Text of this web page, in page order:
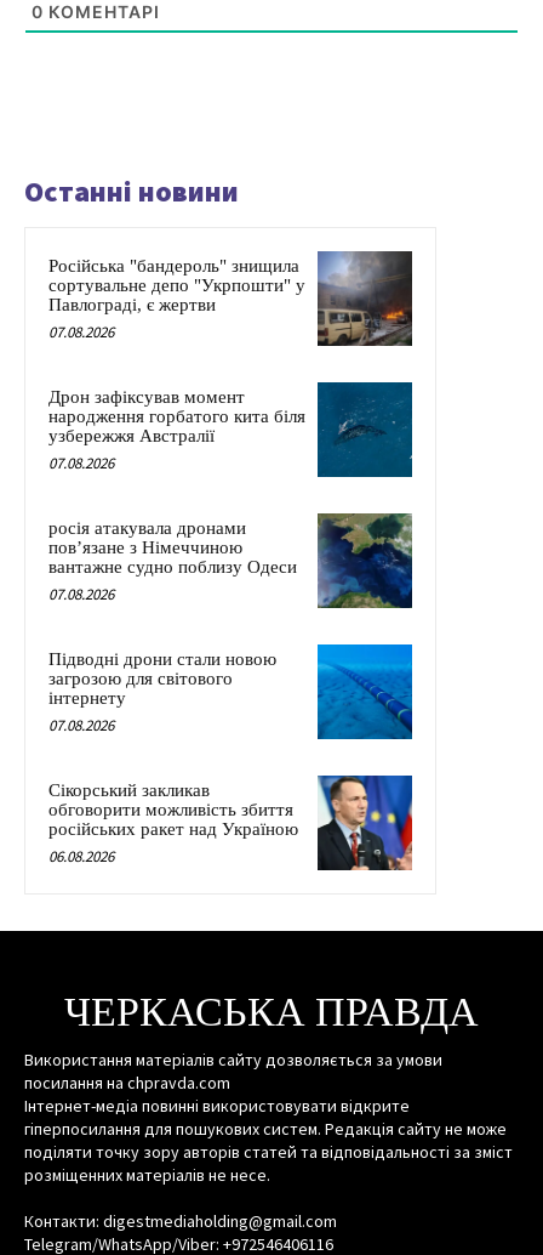
0 КОМЕНТАРІ
Останні новини
Російська "бандероль" знищила
сортувальне депо "Укрпошти" у
Павлограді, є жертви
07.08.2026
Дрон зафіксував момент
народження горбатого кита біля
узбережжя Австралії
07.08.2026
росія атакувала дронами
пов’язане з Німеччиною
вантажне судно поблизу Одеси
07.08.2026
Підводні дрони стали новою
загрозою для світового
інтернету
07.08.2026
Сікорський закликав
обговорити можливість збиття
російських ракет над Україною
06.08.2026
ЧЕРКАСЬКА ПРАВДА
Використання матеріалів сайту дозволяється за умови
посилання на chpravda.com
Інтернет-медіа повинні використовувати відкрите
гіперпосилання для пошукових систем. Редакція сайту не може
поділяти точку зору авторів статей та відповідальності за зміст
розміщенних матеріалів не несе.
Контакти: digestmediaholding@gmail.com
Telegram/WhatsApp/Viber: +972546406116